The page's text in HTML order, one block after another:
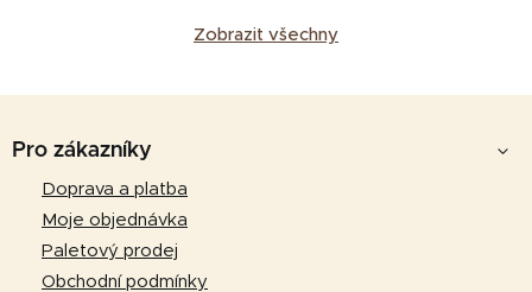
Zobrazit všechny
Pro zákazníky
Doprava a platba
Moje objednávka
Paletový prodej
Obchodní podmínky